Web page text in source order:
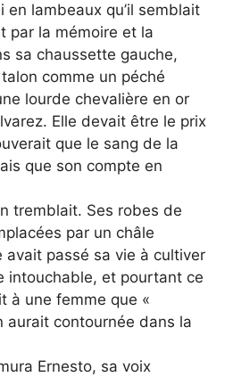
en lambeaux qu’il semblait
par la mémoire et la
sa chaussette gauche,
comme un péché
lourde chevalière en or
Elle devait être le prix
que le sang de la
que son compte en
tremblait. Ses robes de
par un châle
avait passé sa vie à cultiver
intouchable, et pourtant ce
à une femme que «
aurait contournée dans la
Ernesto, sa voix